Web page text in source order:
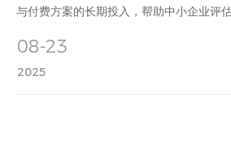
与付费方案的长期投入，帮助中小企业评
08-23
2025